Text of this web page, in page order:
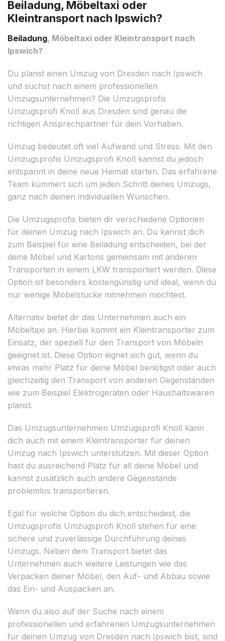
Beiladung, Möbeltaxi oder
Kleintransport nach Ipswich?
Beiladung, Möbeltaxi oder Kleintransport nach
Ipswich?
Du planst einen Umzug von Dresden nach Ipswich
und suchst nach einem professionellen
Umzugsunternehmen? Die Umzugsprofis
Umzugsprofi Knoll aus Dresden sind genau die
richtigen Ansprechpartner für dein Vorhaben.
Umzug bedeutet oft viel Aufwand und Stress. Mit den
Umzugsprofis Umzugsprofi Knoll kannst du jedoch
entspannt in deine neue Heimat starten. Das erfahrene
Team kümmert sich um jeden Schritt deines Umzugs,
ganz nach deinen individuellen Wünschen.
Die Umzugsprofis bieten dir verschiedene Optionen
für deinen Umzug nach Ipswich an. Du kannst dich
zum Beispiel für eine Beiladung entscheiden, bei der
deine Möbel und Kartons gemeinsam mit anderen
Transporten in einem LKW transportiert werden. Diese
Option ist besonders kostengünstig und ideal, wenn du
nur wenige Möbelstücke mitnehmen möchtest.
Alternativ bietet dir das Unternehmen auch ein
Möbeltaxi an. Hierbei kommt ein Kleintransporter zum
Einsatz, der speziell für den Transport von Möbeln
geeignet ist. Diese Option eignet sich gut, wenn du
etwas mehr Platz für deine Möbel benötigst oder auch
gleichzeitig den Transport von anderen Gegenständen
wie zum Beispiel Elektrogeräten oder Haushaltswaren
planst.
Das Umzugsunternehmen Umzugsprofi Knoll kann
dich auch mit einem Kleintransporter für deinen
Umzug nach Ipswich unterstützen. Mit dieser Option
hast du ausreichend Platz für all deine Möbel und
kannst zusätzlich auch andere Gegenstände
problemlos transportieren.
Egal für welche Option du dich entscheidest, die
Umzugsprofis Umzugsprofi Knoll stehen für eine
sichere und zuverlässige Durchführung deines
Umzugs. Neben dem Transport bietet das
Unternehmen auch weitere Leistungen wie das
Verpacken deiner Möbel, den Auf- und Abbau sowie
das Ein- und Auspacken an.
Wenn du also auf der Suche nach einem
professionellen und erfahrenen Umzugsunternehmen
für deinen Umzug von Dresden nach Ipswich bist, sind